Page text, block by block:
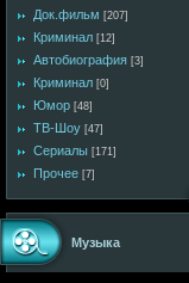
Док.фильм [207]
Криминал [12]
Автобиография [3]
Криминал [0]
Юмор [48]
ТВ-Шоу [47]
Сериалы [171]
Прочее [7]
Музыка